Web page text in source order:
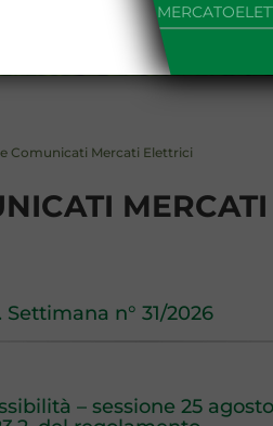
CONTINUA SU
Comunicati Mercati Elettrici
MERCATI
n° 31/2026
– sessione 25